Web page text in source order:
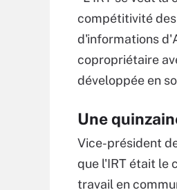
compétitivité
d'informations
copropriétaire
développée en
Une
Vice-président
que l'IRT était le
travail en